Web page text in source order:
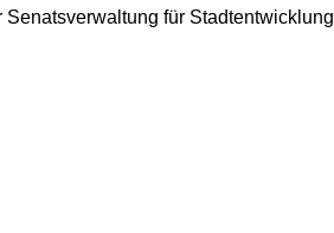
für Stadtentwicklung